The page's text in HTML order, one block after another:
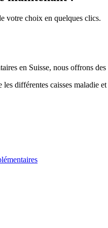
votre choix en quelques clics.
en Suisse, nous offrons
différentes caisses maladie